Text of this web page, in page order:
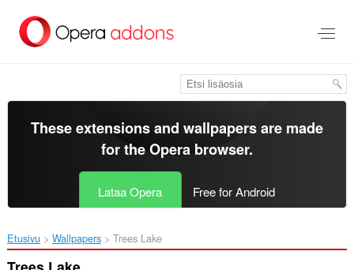
pääsisältöön
These extensions and wallpapers are made
for theOpera browser.
Lataa Opera Free for Android
Etusivu Wallpapers Trees Lake‎